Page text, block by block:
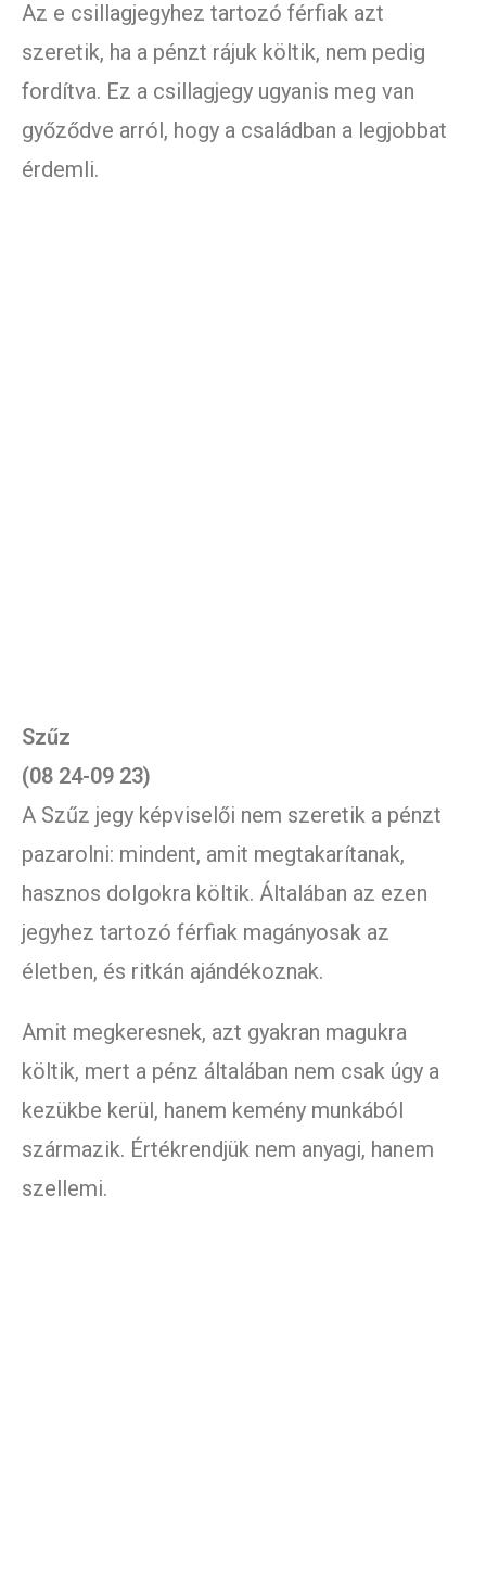
Az e csillagjegyhez tartozó férfiak azt
szeretik, ha a pénzt rájuk költik, nem pedig
fordítva. Ez a csillagjegy ugyanis meg van
győződve arról, hogy a családban a legjobbat
érdemli.
Szűz
(08 24-09 23)
A Szűz jegy képviselői nem szeretik a pénzt
pazarolni: mindent, amit megtakarítanak,
hasznos dolgokra költik. Általában az ezen
jegyhez tartozó férfiak magányosak az
életben, és ritkán ajándékoznak.
Amit megkeresnek, azt gyakran magukra
költik, mert a pénz általában nem csak úgy a
kezükbe kerül, hanem kemény munkából
származik. Értékrendjük nem anyagi, hanem
szellemi.